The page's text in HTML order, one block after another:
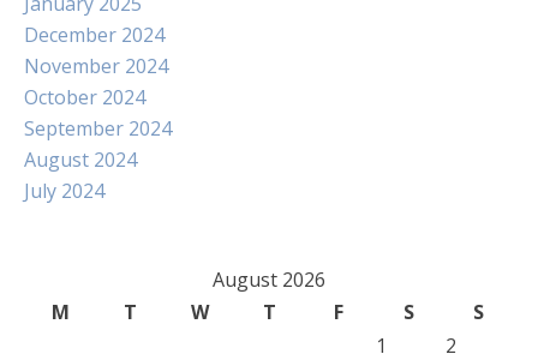
December 2024
November 2024
October 2024
September 2024
August 2024
July 2024
August 2026
M
T W T F S
S
1
2